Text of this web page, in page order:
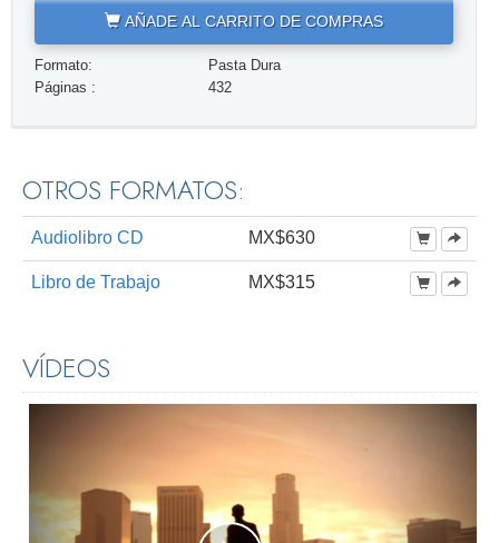
AÑADE AL CARRITO DE COMPRAS
Formato:
Pasta Dura
Páginas :
432
OTROS FORMATOS:
Audiolibro CD MX$630
Libro de Trabajo MX$315
VÍDEOS